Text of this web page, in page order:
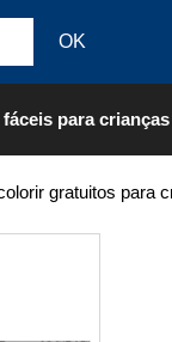
para crianças
gratuitos para